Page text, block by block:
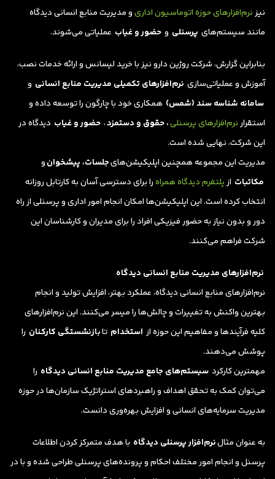
نیز نرم‌افزارهای حوزه اتوماسیون اداریو مدیریت منابع انسانی دیدگاه
مانند سیستم‌های پرسنلی و حضور و غیاب عملیاتی‌ می‌شوند.
بنابراین گزارش، شرکت روژین دارو نیز با خرید لیسانس و ارائه خدمات نصب،
آموزش و عملیاتی‌سازی نرم‌افزارهای تکمیلی مدیریت منابع انسانی و
سامانه شناسه سند (شمس) همکاری خود با چارگون را توسعه داده و
استقرار نرم‌افزارهای پرسنلی، حقوق و دستمزد، حضور و غیاب دیدگاه در
این شرکت، نهایی شده است.
مدیریت این مجموعه همچنین اپلیکیشن‌هایجلسات، پیشخوانو
مکاتبات از پلتفرم دیدگاه همراهرا برای دسترسی آسان به کارتابل روزانه
انتخاب کرده است. این اپلیکیشن‌ها امکان انجام امور اداری و پرسنلی از راه
دور و بدون نیاز به حضور فیزیکی افراد را برای مدیران و کارشناسان این
شرکت فراهم می‌کنند.
نرم‌افزارهای مدیریت منابع انسانی دیدگاه
نرم‌افزارهای منابع انسانی دیدگاه، عملکرد بهتر، افزایش تولید و انجام
بهترین واکنش به تغییرات و چالش‌ها را میسر می‌کنند. این نرم‌افزارهای
کلیه فرآیندها و مفاهیم این حوزه از استخدام تابازنشستگی کارکنان را
پوشش می‌دهند.
مهمترین کارکرد سیستم‌های جامع مدیریت منابع انسانی دیدگاه را
می‌توان کمک به تحقق اهداف و راهبردهای استراتژیک سازمان‌ها در حوزه
مدیریت سرمایه‌های انسانی و افزایش بهره‌وری دانست.
به عنوان مثالنرم‌افزار پرسنلی دیدگاه با هدف متمرکز کردن اطلاعات
پرسنل و انجام امور مختلف احکام و پرونده‌های پرسنلی طراحی شده و با در